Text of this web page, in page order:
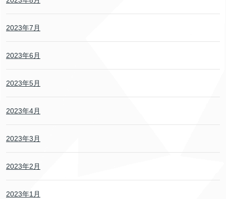
2023年7月
2023年6月
2023年5月
2023年4月
2023年3月
2023年2月
2023年1月